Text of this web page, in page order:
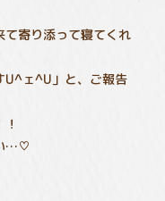
寄り添って寝てくれ
U^ェ^U」と、ご報告
…♡